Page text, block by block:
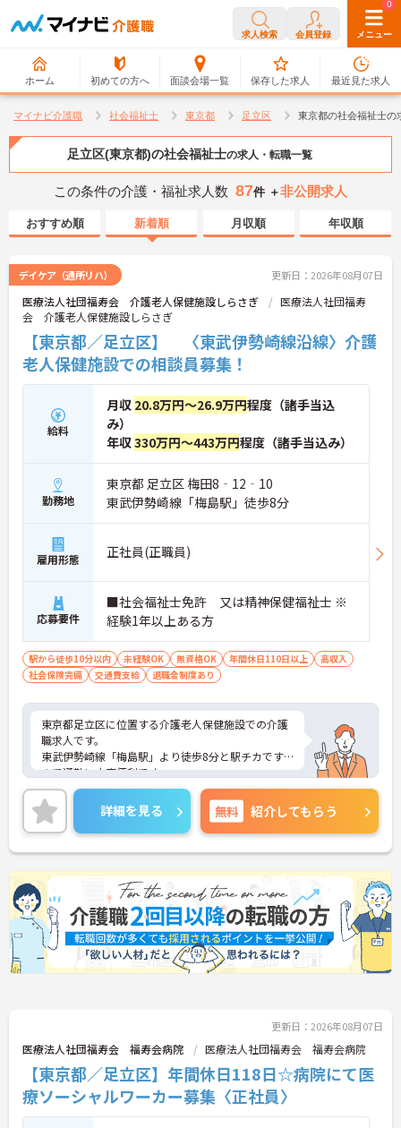
求人検索 会員登録 メニュー
ホーム 初めての方へ 面談会場一覧
0
保存した求人
0
最近見た求人
マイナビ介護職 社会福祉士 東京都 足立区 東京都の社会福祉士の
足立区(東京都)の社会福祉士の求人・転職一覧
この条件の介護・福祉求人数 87件 ＋非公開求人
おすすめ順 新着順 月収順 年収順
デイケア（通所リハ） 更新日：2026年08月07日
医療法人社団福寿会 介護老人保健施設しらさぎ
医療法人社団福寿
会 介護老人保健施設しらさぎ
【東京都／足立区】 〈東武伊勢崎線沿線〉介護
老人保健施設での相談員募集！
給料
月収 20.8万円～26.9万円程度（諸手当込
み）
年収330万円～443万円程度（諸手当込み）
勤務地
東京都 足立区 梅田8‐12‐10
東武伊勢崎線「梅島駅」徒歩8分
雇用形態 正社員(正職員)
応募要件
■社会福祉士免許 又は精神保健福祉士 ※
経験1年以上ある方
駅から徒歩10分以内 未経験OK 無資格OK 年間休日110日以上
高収入
社会保険完備
交通費支給 退職金制度あり
東京都足立区に位置する介護老人保健施設での介護
職求人です。
東武伊勢崎線「梅島駅」より徒歩8分と駅チカです
ので通勤に大変便利です。
月9日休で残業がほとんどございません。
ご興味ある方には、面接対策ポイントなど、さらに
詳細をお話しいたしますのでお気軽にご相談くださ
い。
詳細を見る 無料 紹介してもらう
更新日：2026年08月07日
医療法人社団福寿会 福寿会病院 医療法人社団福寿会 福寿会病院
【東京都／足立区】年間休日118日☆病院にて医
療ソーシャルワーカー募集〈正社員〉